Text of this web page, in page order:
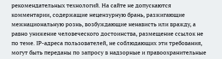
рекомендательных технологий. На сайте не допускаются
комментарии, содержащие нецензурную брань, разжигающие
межнациональную рознь, возбуждающие ненависть или вражду, а
равно унижение человеческого достоинства, размещение ссылок не
по теме. IP-адреса пользователей, не соблюдающих эти требования,
могут быть переданы по запросу в надзорные и правоохранительные